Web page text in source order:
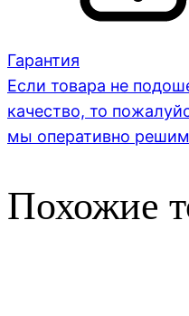
Гарантия
Если товара не
качество, то
мы оперативно
Похожие